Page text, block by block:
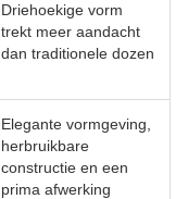
Driehoekige vorm
trekt meer aandacht
dan traditionele dozen
Elegante vormgeving,
herbruikbare
constructie en een
prima afwerking